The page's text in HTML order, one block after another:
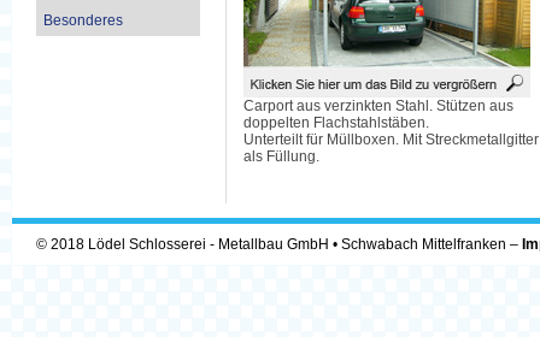
Carport aus verzinkten Stahl. Stützen aus
doppelten Flachstahlstäben.
Unterteilt für Müllboxen. Mit Streckmetallgitter
als Füllung.
Besonderes
© 2018 Lödel Schlosserei - Metallbau GmbH • Schwabach Mittelfranken –